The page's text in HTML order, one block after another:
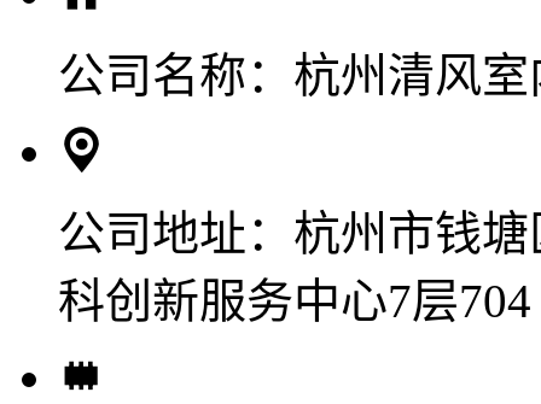
公司名称： 杭州清风
公司地址： 杭州市钱
科创新服务中心7层704